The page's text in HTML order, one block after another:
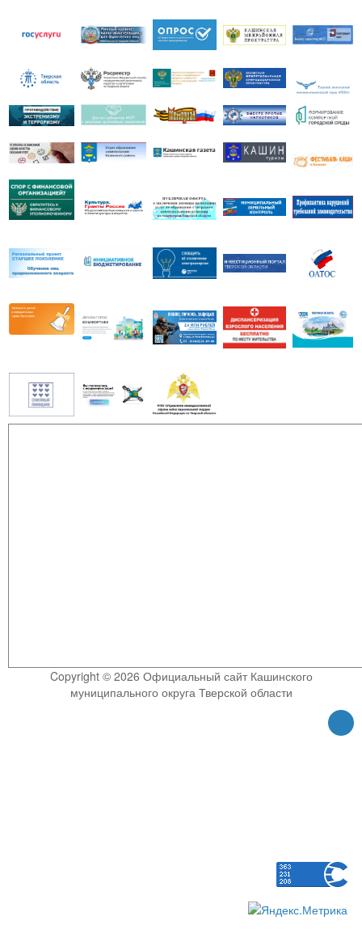
Copyright © 2026 Официальный сайт Кашинского
муниципального округа Тверской области